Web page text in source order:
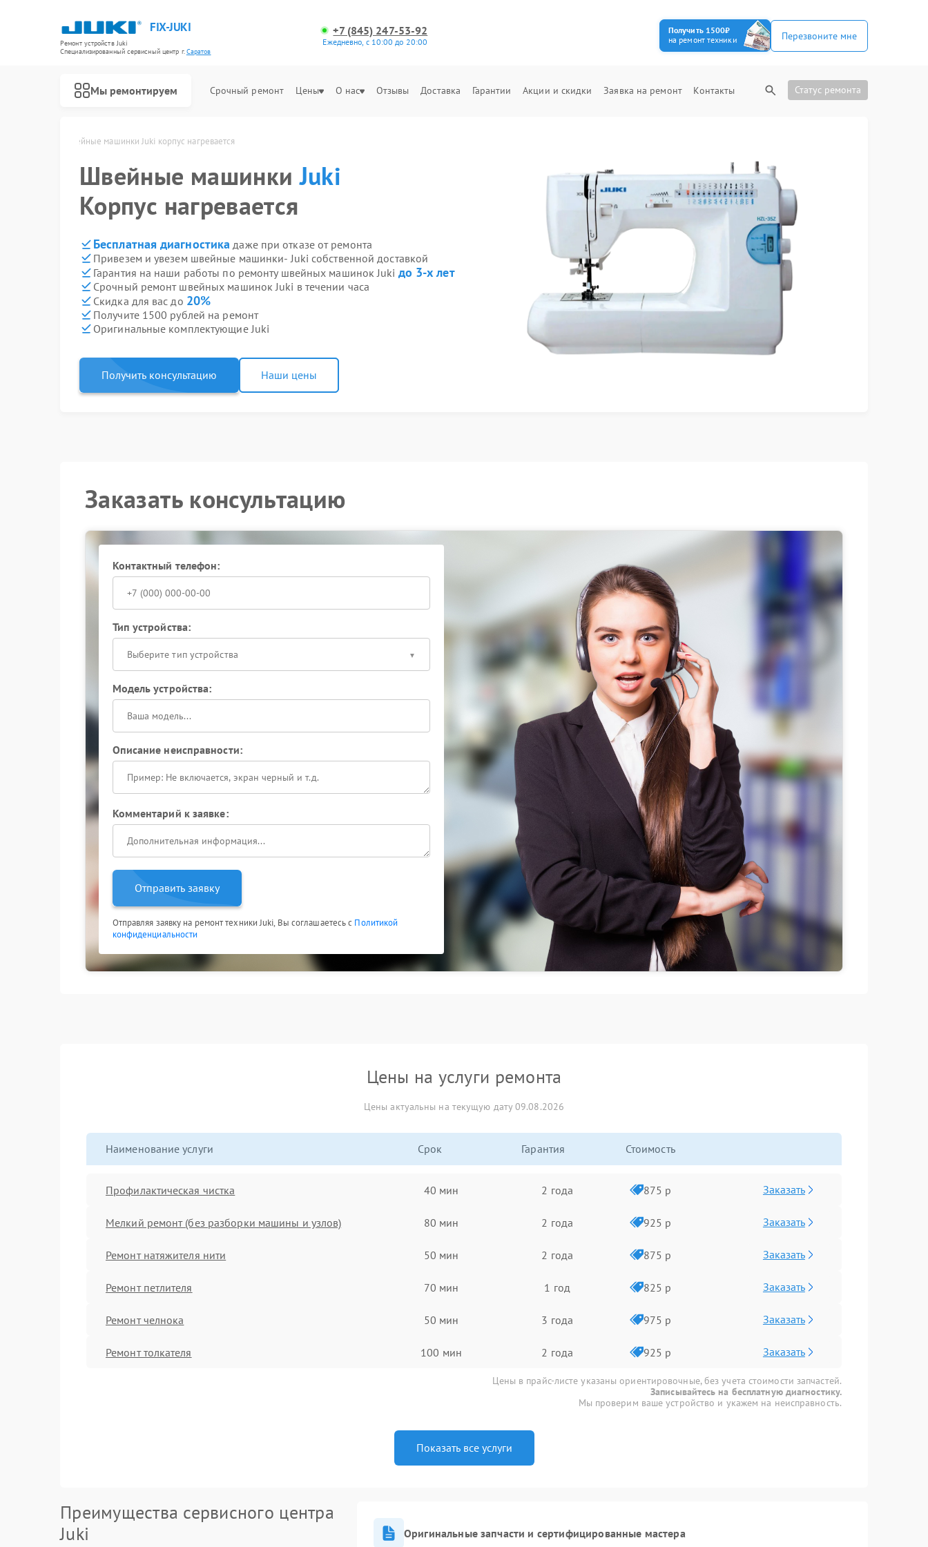
FIX-JUKI
Ремонт устройств Juki
Специализированный cервисный центр г.Саратов
+7 (845) 247-53-92
Ежедневно, с 10:00 до 20:00
Получить 1500₽
на ремонт техники
Перезвоните мне
Мы ремонтируем Срочный ремонт Цены О нас Отзывы Доставка Гарантии Акции и скидки Заявка на ремонт Контакты Статус ремонта
Швейные машинки Juki корпус нагревается
Швейные машинкиJuki
Корпус нагревается
Бесплатная диагностика даже при отказе от ремонта
Привезем и увезем швейные машинки- Juki собственной доставкой
Гарантия на наши работы по ремонту швейных машинок Juki до 3-х лет
Срочный ремонт швейных машинок Juki в течении часа
Скидка для вас до 20%
Получите 1500 рублей на ремонт
Оригинальные комплектующие Juki
Получить консультацию Наши цены
Заказать консультацию
Контактный телефон:
Тип устройства:
Выберите тип устройства
Модель устройства:
Описание неисправности:
Комментарий к заявке:
Отправить заявку
Отправляя заявку на ремонт техники Juki, Вы соглашаетесь с Политикой
конфиденциальности
Цены на услуги ремонта
Цены актуальны на текущую дату 09.08.2026
Наименование услуги Срок Гарантия Стоимость
Профилактическая чистка 40 мин 2 года 875 р Заказать
Мелкий ремонт (без разборки машины и узлов) 80 мин 2 года 925 р Заказать
Ремонт натяжителя нити 50 мин 2 года 875 р Заказать
Ремонт петлителя 70 мин 1 год 825 р Заказать
Ремонт челнока 50 мин 3 года 975 р Заказать
Ремонт толкателя 100 мин 2 года 925 р Заказать
Цены в прайс-листе указаны ориентировочные, без учета стоимости запчастей.
Записывайтесь на бесплатную диагностику.
Мы проверим ваше устройство и укажем на неисправность.
Показать все услуги
Преимущества сервисного центра
Juki
Оригинальные запчасти и сертифицированные мастера